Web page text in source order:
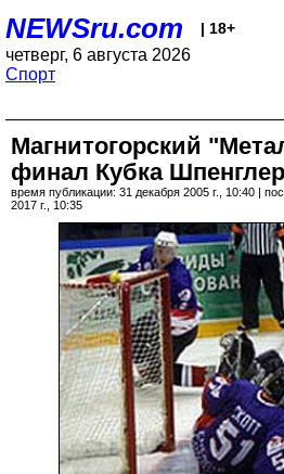
NEWSru.com | 18+
четверг, 6 августа 2026
Спорт
Магнитогорский
финал Кубка
время публикации: 31 декабря 2005 г., 10:40 |
2017 г., 10:35